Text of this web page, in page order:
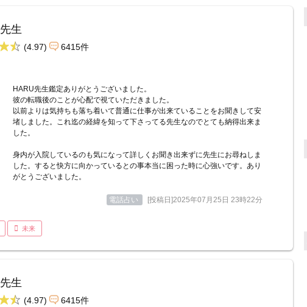
生
(4.97) 6415件
HARU先生鑑定ありがとうございました。
彼の転職後のことが心配で視ていただきました。
以前よりは気持ちも落ち着いて普通に仕事が出来ていることをお聞きして安
堵しました。これ迄の経緯を知って下さってる先生なのでとても納得出来ま
した。
身内が入院しているのも気になって詳しくお聞き出来ずに先生にお尋ねしま
した。すると快方に向かっているとの事本当に困った時に心強いです。あり
がとうございました。
電話占い [投稿日]2025年07月25日 23時22分
未来
生
(4.97) 6415件